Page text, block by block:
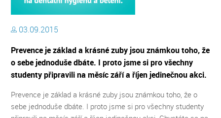
03.09.2015
Prevence je základ a krásné zuby jsou známkou toho, že
o sebe jednoduše dbáte. I proto jsme si pro všechny
studenty připravili na měsíc září a říjen jedinečnou akci.
Prevence je základ a krásné zuby jsou známkou toho, že o
sebe jednoduše dbáte. I proto jsme si pro všechny studenty